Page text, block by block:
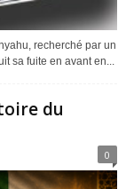
recherché par un
sa fuite en avant en...
du
0